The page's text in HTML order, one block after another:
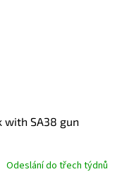
with SA38 gun
Odeslání do třech týdnů